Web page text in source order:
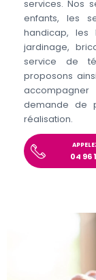
services. Nos
enfants, les
handicap, les
jardinage,
service de
proposons
demande de
réalisation.
04 96